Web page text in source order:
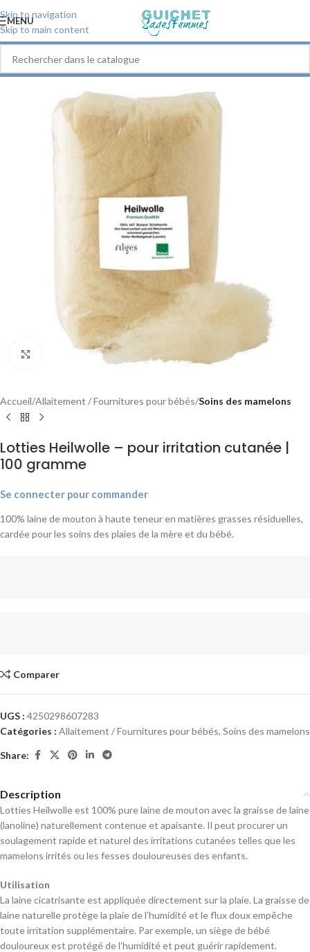
Skip to navigation
Skip to main content
MENU
Accueil Allaitement / Fournitures pour bébés Soins des mamelons
Lotties Heilwolle – pour irritation cutanée |
100 gramme
Se connecter pour commander
100% laine de mouton à haute teneur en matières grasses résiduelles,
cardée pour les soins des plaies de la mère et du bébé.
Comparer
UGS : 4250298607283
Catégories : Allaitement / Fournitures pour bébés, Soins des mamelons
Share:
Description
Lotties Heilwolle est 100% pure laine de mouton avec la graisse de laine
(lanoline) naturellement contenue et apaisante. Il peut procurer un
soulagement rapide et naturel des irritations cutanées telles que les
mamelons irrités ou les fesses douloureuses des enfants.
Utilisation
La laine cicatrisante est appliquée directement sur la plaie. La graisse de
laine naturelle protège la plaie de l’humidité et le flux doux empêche
toute irritation supplémentaire. Par exemple, un siège de bébé
douloureux est protégé de l’humidité et peut guérir rapidement.